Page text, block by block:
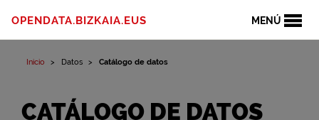
MENÚ
OPENDATA.BIZKAIA.EUS
Inicio Datos Catálogo de datos
CATÁLOGO DE DATOS